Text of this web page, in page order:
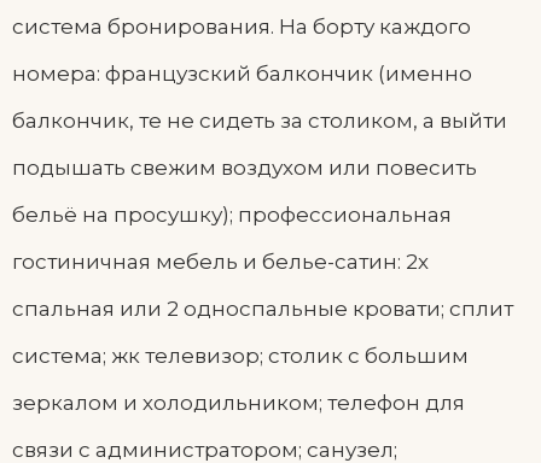
система бронирования. На борту каждого
номера: французский балкончик (именно
балкончик, те не сидеть за столиком, а выйти
подышать свежим воздухом или повесить
бельё на просушку); профессиональная
гостиничная мебель и белье-сатин: 2х
спальная или 2 односпальные кровати; сплит
система; жк телевизор; столик с большим
зеркалом и холодильником; телефон для
связи с администратором; санузел;